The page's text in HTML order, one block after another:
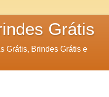
Grátis
Grátis, Brindes Grátis e